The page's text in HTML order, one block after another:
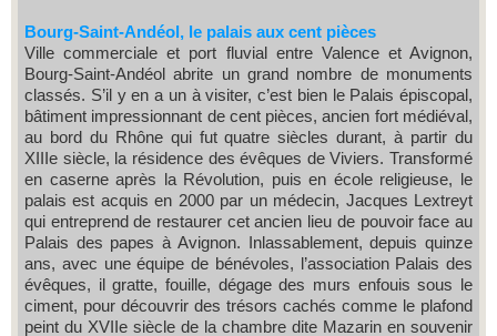
Bourg-Saint-Andéol, le palais aux cent pièces
Ville commerciale et port fluvial entre Valence et Avignon,
Bourg-Saint-Andéol abrite un grand nombre de monuments
classés. S’il y en a un à visiter, c’est bien le Palais épiscopal,
bâtiment impressionnant de cent pièces, ancien fort médiéval,
au bord du Rhône qui fut quatre siècles durant, à partir du
XIIIe siècle, la résidence des évêques de Viviers. Transformé
en caserne après la Révolution, puis en école religieuse, le
palais est acquis en 2000 par un médecin, Jacques Lextreyt
qui entreprend de restaurer cet ancien lieu de pouvoir face au
Palais des papes à Avignon. Inlassablement, depuis quinze
ans, avec une équipe de bénévoles, l’association Palais des
évêques, il gratte, fouille, dégage des murs enfouis sous le
ciment, pour découvrir des trésors cachés comme le plafond
peint du XVIIe siècle de la chambre dite Mazarin en souvenir